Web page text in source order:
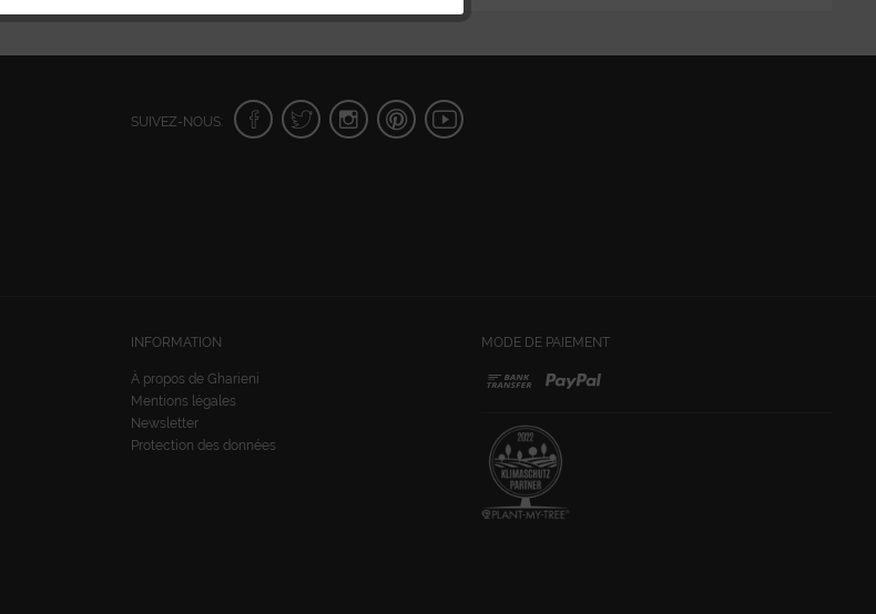
SUIVEZ-NOUS:
INFORMATION
À propos de Gharieni
Mentions légales
Newsletter
Protection des données
MODE DE PAIEMENT